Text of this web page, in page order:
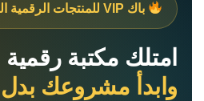
باك VIP للمنتجات الرقمية الجاهزة
امتلك مكتبة
وابدأ مشروعك بدل